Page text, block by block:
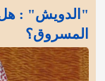
"الدويش" : هل
المسروق؟